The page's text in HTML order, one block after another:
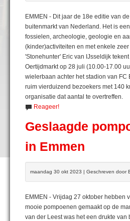
EMMEN - Dit jaar de 18e editie van
buitenmarkt van Nederland. Het is
fossielen, archeologie, geologie en
(kinder)activiteiten en met enkele
'Stonehunter' Eric van IJsseldijk
Oertijdmarkt op 28 juli (10.00-17.00
wielerbaan achter het stadion van FC
ruim vierduizend bezoekers met 140
organisatie dat aantal te overtreffen.
Reageer!
Geslaagde
in Emmen
maandag 30 okt 2023 | Geschreven door
EMMEN - Vrijdag 27 oktober hebben
mooie pompoenen gemaakt op de
van der Leest was het een drukte van